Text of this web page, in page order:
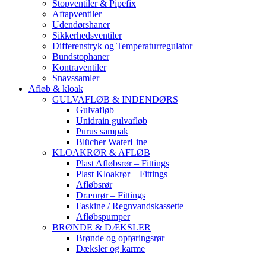
Stopventiler & Pipefix
Aftapventiler
Udendørshaner
Sikkerhedsventiler
Differenstryk og Temperaturregulator
Bundstophaner
Kontraventiler
Snavssamler
Afløb & kloak
GULVAFLØB & INDENDØRS
Gulvafløb
Unidrain gulvafløb
Purus sampak
Blücher WaterLine
KLOAKRØR & AFLØB
Plast Afløbsrør – Fittings
Plast Kloakrør – Fittings
Afløbsrør
Drænrør – Fittings
Faskine / Regnvandskassette
Afløbspumper
BRØNDE & DÆKSLER
Brønde og opføringsrør
Dæksler og karme